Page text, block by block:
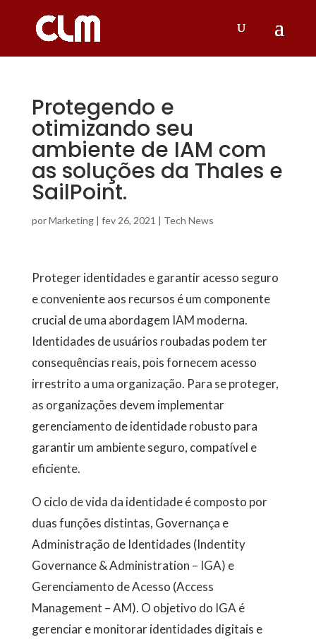
Protegendo e
otimizando seu
ambiente de IAM com
as soluções da Thales e
SailPoint.
porMarketing| fev 26, 2021 | Tech News
Proteger identidades e garantir acesso seguro
e conveniente aos recursos é um componente
crucial de uma abordagem IAM moderna.
Identidades de usuários roubadas podem ter
consequências reais, pois fornecem acesso
irrestrito a uma organização. Para se proteger,
as organizações devem implementar
gerenciamento de identidade robusto para
garantir um ambiente seguro, compatível e
eficiente.
O ciclo de vida da identidade é composto por
duas funções distintas, Governança e
Administração de Identidades (Indentity
Governance & Administration – IGA) e
Gerenciamento de Acesso (Access
Management – AM). O objetivo do IGA é
gerenciar e monitorar identidades digitais e